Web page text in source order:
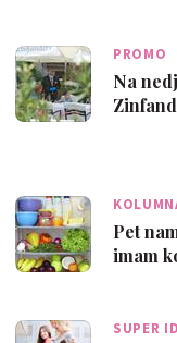
PROMO
Na
Pet
imam
SUPER